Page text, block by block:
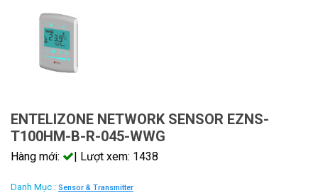
ENTELIZONE NETWORK SENSOR EZNS-
T100HM-B-R-045-WWG
Hàng mới: | Lượt xem: 1438
Danh Mục : Sensor & Transmitter